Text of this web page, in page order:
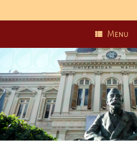
Menu